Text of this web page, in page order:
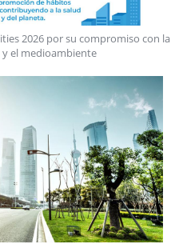
2026 por su compromiso con la
y el medioambiente